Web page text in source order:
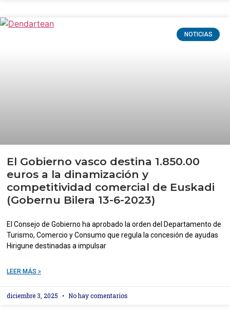
NOTICIAS
El Gobierno vasco destina 1.850.00
euros a la dinamización y
competitividad comercial de Euskadi
(Gobernu Bilera 13-6-2023)
El Consejo de Gobierno ha aprobado la orden del Departamento de
Turismo, Comercio y Consumo que regula la concesión de ayudas
Hirigune destinadas a impulsar
LEER MÁS »
diciembre 3, 2025 No hay comentarios